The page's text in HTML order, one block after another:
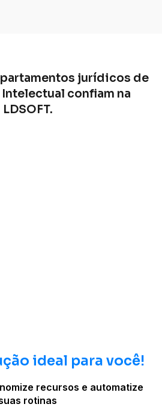
jurídicos de
confiam na
LDSOFT.
ideal para você!
recursos e automatize
rotinas